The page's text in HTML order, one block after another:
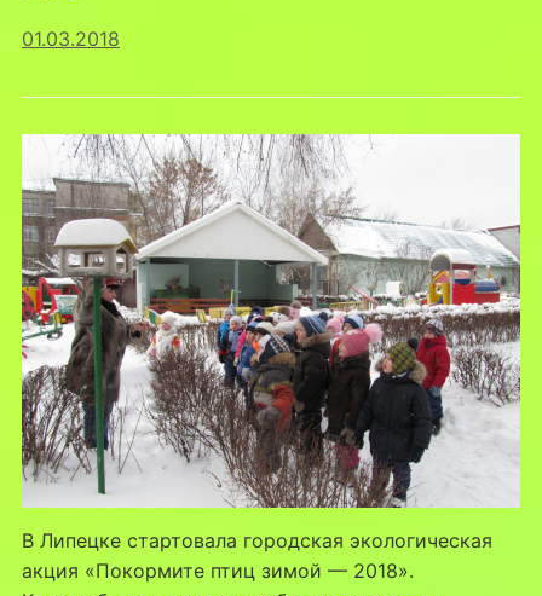
01.03.2018
В Липецке стартовала городская экологическая
акция «Покормите птиц зимой — 2018».